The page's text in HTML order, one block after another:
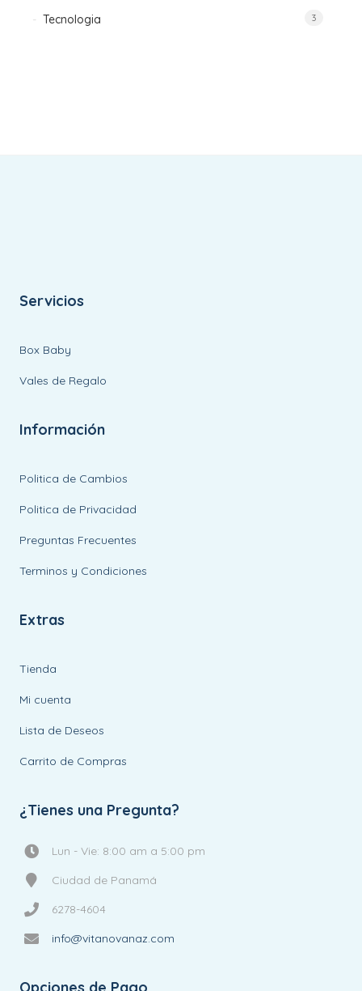
Tecnologia 3
Servicios
Box Baby
Vales de Regalo
Información
Politica de Cambios
Politica de Privacidad
Preguntas Frecuentes
Terminos y Condiciones
Extras
Tienda
Mi cuenta
Lista de Deseos
Carrito de Compras
¿Tienes una Pregunta?
Lun - Vie: 8:00 am a 5:00 pm
Ciudad de Panamá
6278-4604
info@vitanovanaz.com